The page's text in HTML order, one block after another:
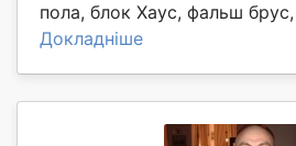
пола, блок Хаус, фальш
Докладніше